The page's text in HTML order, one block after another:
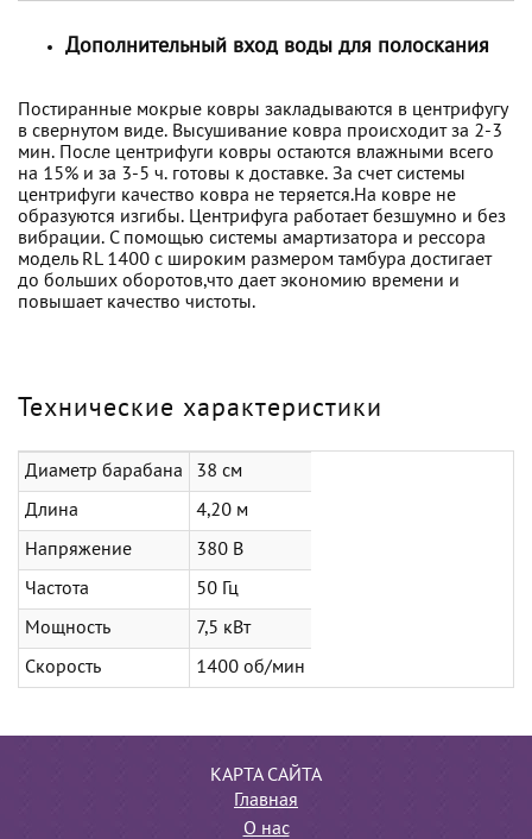
Дополнительный вход воды для полоскания
Постиранные мокрые ковры закладываются в центрифугу
в свернутом виде. Высушивание ковра происходит за 2-3
мин. После центрифуги ковры остаются влажными всего
на 15% и за 3-5 ч. готовы к доставке. За счет системы
центрифуги качество ковра не теряется.На ковре не
образуются изгибы. Центрифуга работает безшумно и без
вибрации. С помощью системы амартизатора и рессора
модель RL 1400 с широким размером тамбура достигает
до больших оборотов,что дает экономию времени и
повышает качество чистоты.
Технические характеристики
Диаметр барабана 38 см
Длина 4,20 м
Напряжение 380 В
Частота 50 Гц
Мощность 7,5 кВт
Скорость 1400 об/мин
КАРТА САЙТА
Главная
О нас